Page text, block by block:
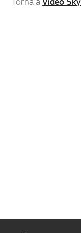
Torna a Video Sky